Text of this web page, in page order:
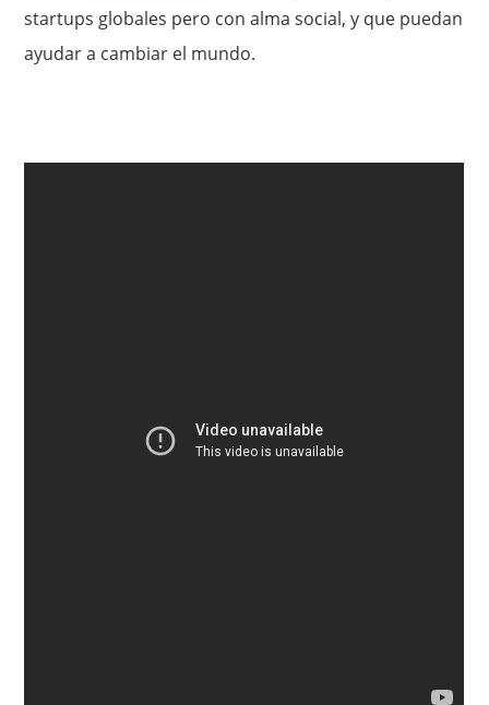
startups globales pero con alma social, y que puedan
ayudar a cambiar el mundo.